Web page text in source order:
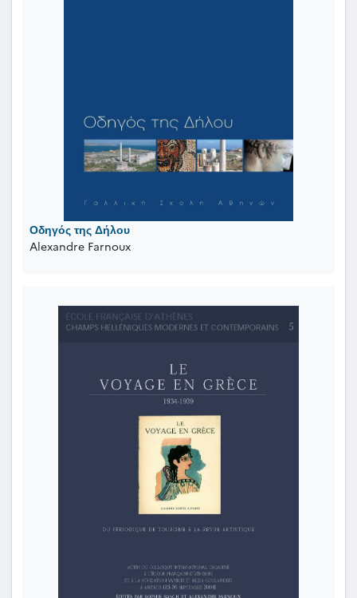
Οδηγός της Δήλου
Alexandre Farnoux